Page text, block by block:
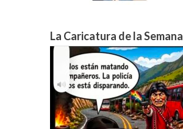
La Caricatura de la Semana